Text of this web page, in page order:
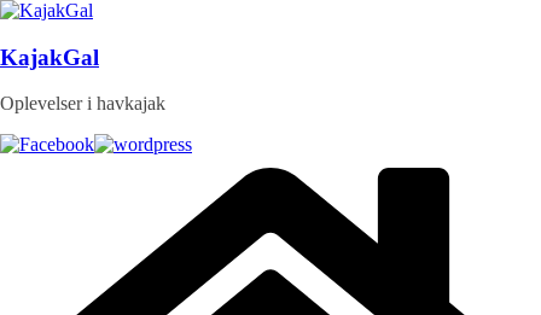
Skip
content
KajakGal
Oplevelser i havkajak